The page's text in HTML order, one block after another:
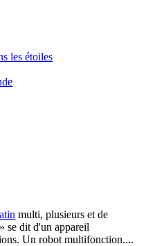
les étoiles
multi, plusieurs et de
se dit d'un appareil
Un robot multifonction....